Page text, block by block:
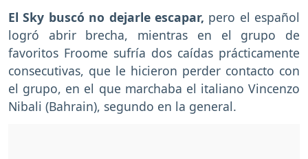
El Sky buscó no dejarle escapar, pero el español
logró abrir brecha, mientras en el grupo de
favoritos Froome sufría dos caídas prácticamente
consecutivas, que le hicieron perder contacto con
el grupo, en el que marchaba el italiano Vincenzo
Nibali (Bahrain), segundo en la general.